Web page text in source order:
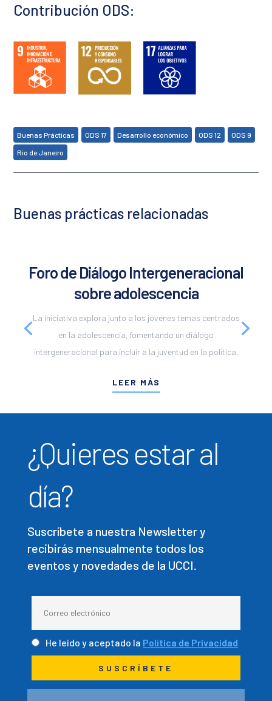
Contribución ODS:
Buenas Prácticas ODS 17 Desarrollo económico ODS 12 ODS 9
Rio de Janeiro
Buenas prácticas relacionadas
Foro de Diálogo Intergeneracional
sobre adolescencia
La iniciativa explora junto a los jóvenes temas centrados
en la adolescencia, fomentando un diálogo
intergeneracional para incluir a la juventud en la política.
LEER MÁS
¿Quieres estar al
día?
Suscríbete a nuestra Newsletter y
recibirás mensualmente todos los
eventos y novedades de la UCCI.
He leído y aceptado la Política de Privacidad